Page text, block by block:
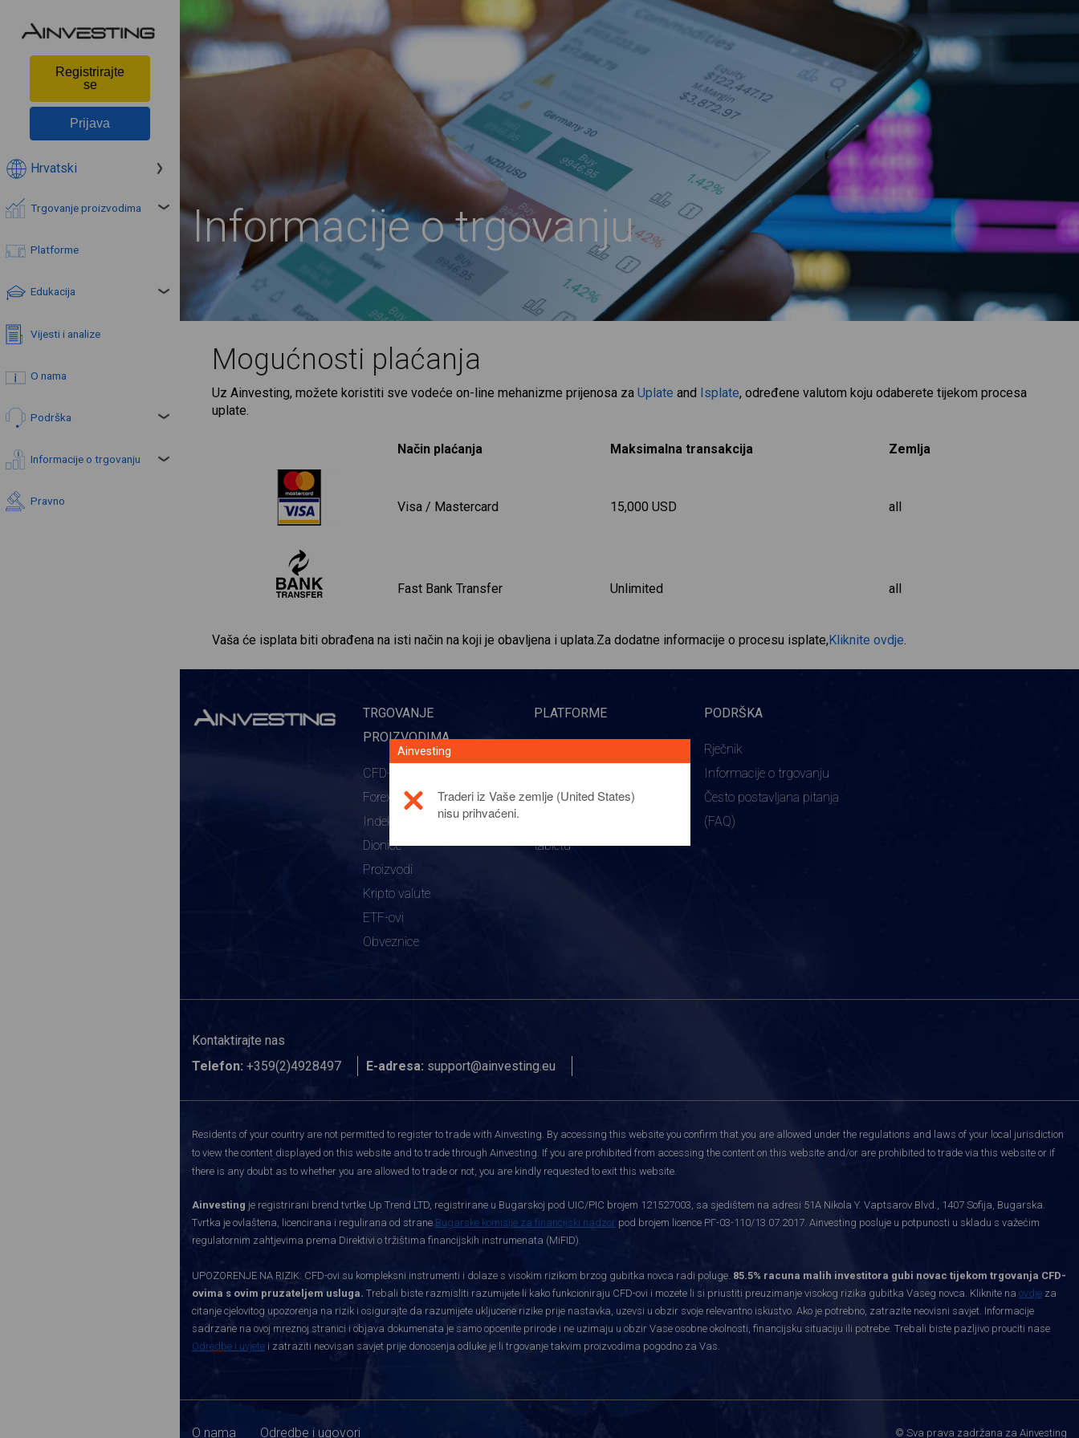
Registrirajte
se
Prijava
Hrvatski
Trgovanje proizvodima
Platforme
Edukacija
Vijesti i analize
O nama
Podrška
Informacije o trgovanju
Pravno
Informacije o trgovanju
Mogućnosti plaćanja
Uz Ainvesting, možete koristiti sve vodeće on-line mehanizme prijenosa za Uplate and Isplate, određene valutom koju odaberete tijekom procesa
uplate.
Način plaćanja Maksimalna transakcija Zemlja
Visa / Mastercard 15,000 USD all
Fast Bank Transfer Unlimited all
Vaša će isplata biti obrađena na isti način na koji je obavljena i uplata.Za dodatne informacije o procesu isplate,Kliknite ovdje.
TRGOVANJE
PROIZVODIMA
CFD-ovi
Forex
Indeksi
Dionice
Proizvodi
Kripto valute
ETF-ovi
Obveznice
PLATFORME
trgovanje
tabletu
PODRŠKA
Rječnik
Informacije o trgovanju
Često postavljana pitanja
(FAQ)
Kontaktirajte nas
Telefon: +359(2)4928497 E-adresa: support@ainvesting.eu
Residents of your country are not permitted to register to trade with Ainvesting. By accessing this website you confirm that you are allowed under the regulations and laws of your local jurisdiction
to view the content displayed on this website and to trade through Ainvesting. If you are prohibited from accessing the content on this website and/or are prohibited to trade via this website or if
there is any doubt as to whether you are allowed to trade or not, you are kindly requested to exit this website.
Ainvesting je registrirani brend tvrtke Up Trend LTD, registrirane u Bugarskoj pod UIC/PIC brojem 121527003, sa sjedištem na adresi 51A Nikola Y. Vaptsarov Blvd., 1407 Sofija, Bugarska.
Tvrtka je ovlaštena, licencirana i regulirana od strane Bugarske komisije za financijski nadzor pod brojem licence РГ-03-110/13.07.2017. Ainvesting posluje u potpunosti u skladu s važećim
regulatornim zahtjevima prema Direktivi o tržištima financijskih instrumenata (MiFID).
UPOZORENJE NA RIZIK: CFD-ovi su kompleksni instrumenti i dolaze s visokim rizikom brzog gubitka novca radi poluge. 85.5% racuna malih investitora gubi novac tijekom trgovanja CFD-
ovima s ovim pruzateljem usluga. Trebali biste razmisliti razumijete li kako funkcioniraju CFD-ovi i mozete li si priustiti preuzimanje visokog rizika gubitka Vaseg novca. Kliknite na ovdje za
citanje cjelovitog upozorenja na rizik i osigurajte da razumijete ukljucene rizike prije nastavka, uzevsi u obzir svoje relevantno iskustvo. Ako je potrebno, zatrazite neovisni savjet. Informacije
sadrzane na ovoj mreznoj stranici i objava dokumenata je samo opcenite prirode i ne uzimaju u obzir Vase osobne okolnosti, financijsku situaciju ili potrebe. Trebali biste pazljivo prouciti nase
Odredbe i uvjete i zatraziti neovisan savjet prije donosenja odluke je li trgovanje takvim proizvodima pogodno za Vas.
O nama Odredbe i ugovori © Sva prava zadržana za Ainvesting
Ainvesting
Traderi iz Vaše zemlje (United States)
nisu prihvaćeni.